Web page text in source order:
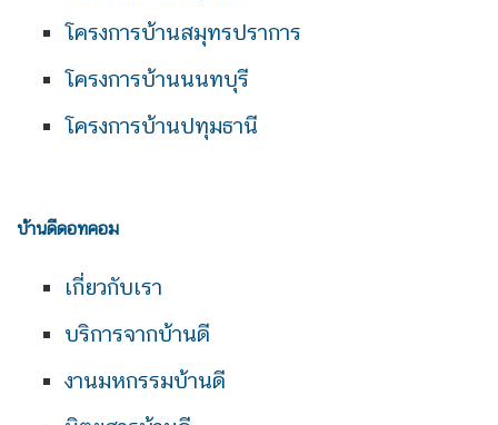
โครงการบ้านสมุทรปราการ
โครงการบ้านนนทบุรี
โครงการบ้านปทุมธานี
บ้านดีดอทคอม
เกี่ยวกับเรา
บริการจากบ้านดี
งานมหกรรมบ้านดี